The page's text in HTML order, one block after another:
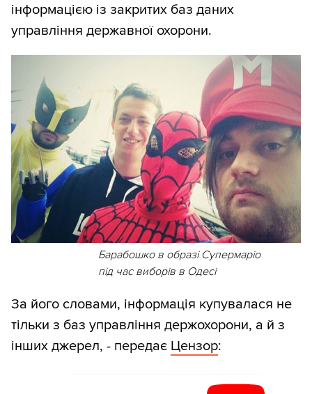
інформацією із закритих баз даних
управління державної охорони.
Барабошко в образі Супермаріо
під час виборів в Одесі
За його словами, інформація купувалася не
тільки з баз управління держохорони, а й з
інших джерел, - передає Цензор: